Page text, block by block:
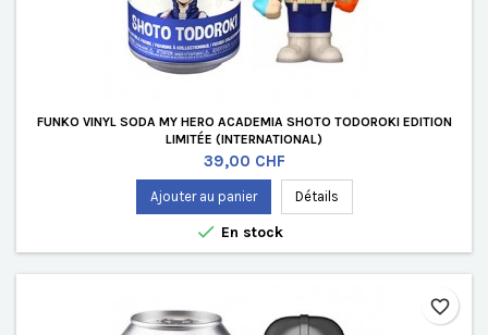
FUNKO VINYL SODA MY HERO ACADEMIA SHOTO TODOROKI EDITION
LIMITÉE (INTERNATIONAL)
Prix
39,00 CHF
Ajouter au panier Détails
 En stock
favorite_border